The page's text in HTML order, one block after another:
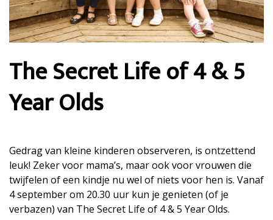
The Secret Life of 4 & 5
Year Olds
Gedrag van kleine kinderen observeren, is ontzettend
leuk! Zeker voor mama’s, maar ook voor vrouwen die
twijfelen of een kindje nu wel of niets voor hen is. Vanaf
4 september om 20.30 uur kun je genieten (of je
verbazen) van The Secret Life of 4 & 5 Year Olds.